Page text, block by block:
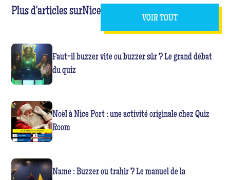
Plus d'articles surNice
VOIR TOUT
Faut-il buzzer vite ou buzzer sûr ? Le grand débat
du quiz
Noël à Nice Port : une activité originale chez Quiz
Room
Name : Buzzer ou trahir ? Le manuel de la